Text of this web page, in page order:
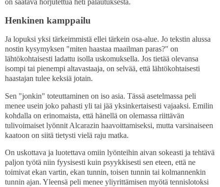
on saatava horjutettua heti palautuksesta.
Henkinen kamppailu
Ja lopuksi yksi tärkeimmistä ellei tärkein osa-alue. Jo tekstin alussa
nostin kysymyksen "miten haastaa maailman paras?" on
lähtökohtaisesti ladattu isolla uskomuksella. Jos tietää olevansa
isompi tai pienempi altavastaaja, on selvää, että lähtökohtaisesti
haastajan tulee keksiä jotain.
Sen "jonkin" toteuttaminen on iso asia. Tässä asetelmassa peli
menee usein joko pahasti yli tai jää yksinkertaisesti vajaaksi. Emilin
kohdalla on erinomaista, että hänellä on olemassa riittävän
tulivoimaiset lyönnit Alcarazin haavoittamiseksi, mutta varsinaiseen
kaatoon on siitä tietysti vielä raju matka.
On uskottava ja luotettava omiin lyönteihin aivan sokeasti ja tehtävä
paljon työtä niin fyysisesti kuin psyykkisesti sen eteen, että ne
toimivat ekan vartin, ekan tunnin, toisen tunnin tai kolmannenkin
tunnin ajan. Yleensä peli menee yliyrittämisen myötä tennislotoksi